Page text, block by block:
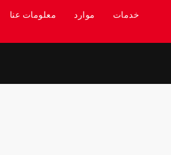
خدمات موارد معلومات عنا